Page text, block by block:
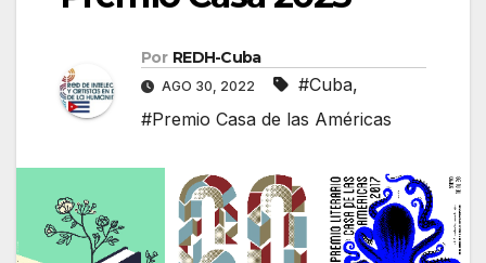
Por REDH-Cuba
AGO 30, 2022 #Cuba,
#Premio Casa de las Américas